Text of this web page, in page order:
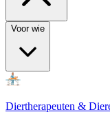
Voor wie
Diertherapeuten &